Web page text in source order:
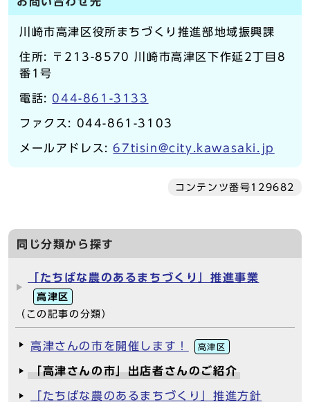
川崎市高津区役所まちづくり推進部地域振興課
住所: 〒213-8570 川崎市高津区下作延2丁目8
番1号
電話: 044-861-3133
ファクス: 044-861-3103
メールアドレス:67tisin@city.kawasaki.jp
コンテンツ番号129682
同じ分類から探す
「たちばな農のあるまちづくり」推進事業
高津区
（この記事の分類）
高津さんの市を開催します！ 高津区
「高津さんの市」出店者さんのご紹介
「たちばな農のあるまちづくり」推進方針